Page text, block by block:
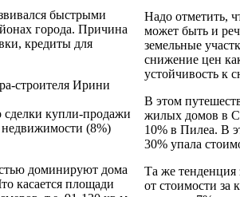
быстрыми
города. Причина
кредиты для
строителя Ирини
купли-продажи
(8%)
доминируют дома
касается площади
Надо отметить,
может быть и
земельные
снижение цен
устойчивость к
В этом
жилых домов в
10% в Пилеа. В
30% упала
Та же тенденция
от стоимости за